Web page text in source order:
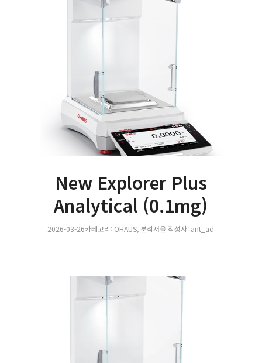
New Explorer Plus
Analytical (0.1mg)
2026-03-26카테고리: OHAUS,분석저울 작성자: ant_ad